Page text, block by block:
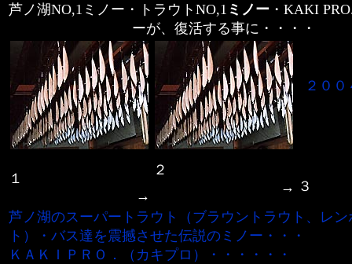
芦ノ湖NO,1ミノー・トラウトNO,1 ミノー ・KAKI
ーが、復活する事に・・・・
２０
１
→
２
→
芦ノ湖のスーパートラウト（ブラウントラウト、レ
ト）・バス達を震撼させた伝説のミノー・・・
ＫＡＫＩＰＲＯ．（カキプロ）・・・・・・